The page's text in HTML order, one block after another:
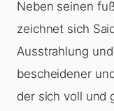
Neben seinen
zeichnet sich
Ausstrahlung
bescheidener
der sich voll und